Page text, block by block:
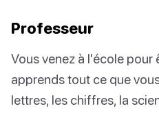
Professeur
Vous venez à l'école pour
apprends tout ce que
lettres, les chiffres, la